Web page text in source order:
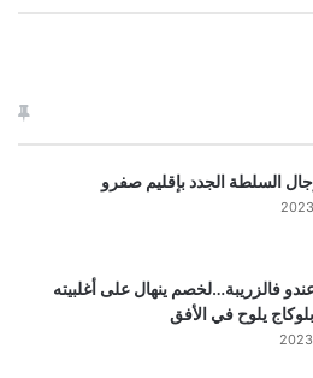
السلطة الجدد بإقليم صفرو
فالزريبة…لخصم ينهال على أغلبيته
يلوح في الأفق